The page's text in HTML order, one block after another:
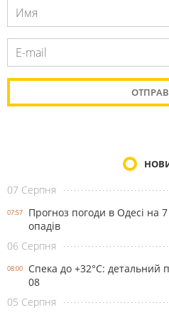
07 Серпня
07:57
Прогноз погоди в Одесі на
опадів
06 Серпня
08:00
Спека до +32°С: детальний
08
05 Серпня